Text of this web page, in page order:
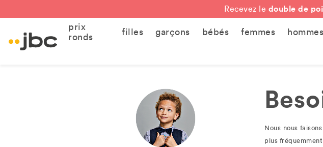
Recevez le double de
prix
ronds
filles garçons bébés femmes hommes
Nous nous
plus